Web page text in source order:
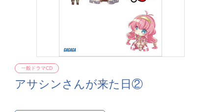
アサシンさんが来た日②
一般ドラマCD